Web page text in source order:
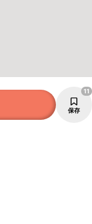
保存
11